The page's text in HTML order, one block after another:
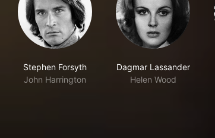
Stephen Forsyth
John Harrington
Dagmar Lassander
Helen Wood